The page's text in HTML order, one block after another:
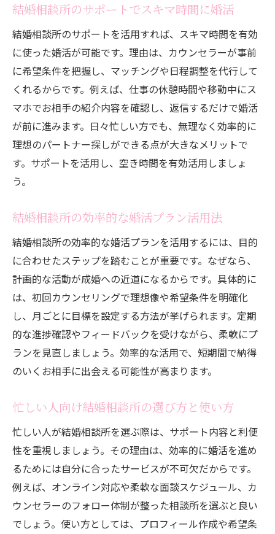
結婚相談所のサポートでスキマ時間に婚活
結婚相談所のサポートを活用すれば、スキマ時間を有効
に使った婚活が可能です。理由は、カウンセラーが事前
に希望条件を把握し、マッチングや日程調整を代行して
くれるからです。例えば、仕事の休憩時間や移動中にス
マホでお相手の紹介内容を確認し、返信するだけで婚活
が前に進みます。日々忙しい方でも、無理なく効率的に
理想のパートナー探しができる点が大きなメリットで
す。サポートを活用し、空き時間を有効活用しましょ
う。
結婚相談所の効率的な婚活プラン活用法
結婚相談所の効率的な婚活プランを活用するには、目的
に合わせたステップを踏むことが重要です。なぜなら、
計画的な活動が成婚への近道になるからです。具体的に
は、初回カウンセリングで理想像や希望条件を明確化
し、月ごとに目標を設定する方法が挙げられます。定期
的な進捗確認やフィードバックを受けながら、柔軟にプ
ランを見直しましょう。効率的な活用で、短期間で納得
のいくお相手に出会える可能性が高まります。
忙しい人向け結婚相談所の選び方と使い方
忙しい人が結婚相談所を選ぶ際は、サポート内容と利便
性を重視しましょう。その理由は、効率的に婚活を進め
るためには自分に合ったサービスが不可欠だからです。
例えば、オンライン対応や柔軟な面談スケジュール、カ
ウンセラーのフォロー体制が整った相談所を選ぶと良い
でしょう。使い方としては、プロフィール作成や希望条